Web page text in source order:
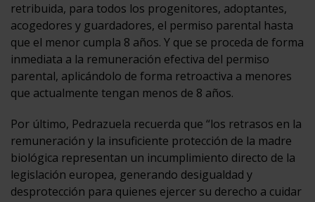
retribuida, para todos los progenitores, adoptantes,
acogedores y guardadores, el permiso parental hasta
que el menor cumpla 8 años. Y que se proceda de forma
inmediata a la remuneración efectiva del permiso
parental, aplicándolo de forma retroactiva a menores
que actualmente tengan menos de 8 años.
Por último, Pedrazuela recuerda que “los retrasos en la
remuneración y la insuficiente protección de la madre
biológica representan un incumplimiento directo de la
legislación europea, generando desigualdad y
desprotección para quienes ejercer su derecho a cuidar